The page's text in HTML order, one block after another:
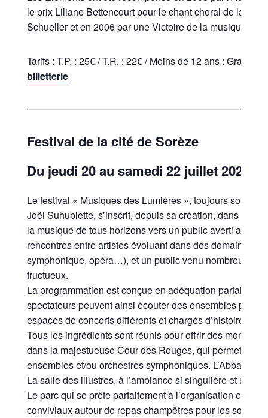
le prix Liliane Bettencourt pour le chant choral de la
Schueller et en 2006 par une Victoire de la musique
Tarifs : T.P. : 25€ / T.R. : 22€ / Moins de 12 ans : Gratuit |
billetterie
Festival de la cité de Sorèze
Du jeudi 20 au samedi 22 juillet 2023
Le festival « Musiques des Lumières », toujours sous la
Joël Suhubiette, s’inscrit, depuis sa création, dans une
la musique de tous horizons vers un public averti aussi
rencontres entre artistes évoluant dans des domaines
symphonique, opéra…), et un public venu nombreux,
fructueux.
La programmation est conçue en adéquation parfaite
spectateurs peuvent ainsi écouter des ensembles
espaces de concerts différents et chargés d’histoire.
Tous les ingrédients sont réunis pour offrir des
dans la majestueuse Cour des Rouges, qui permet
ensembles et/ou orchestres symphoniques. L’Abbatiale,
La salle des illustres, à l’ambiance si singulière et
Le parc qui se prête parfaitement à l’organisation et la
conviviaux autour de repas champêtres pour les